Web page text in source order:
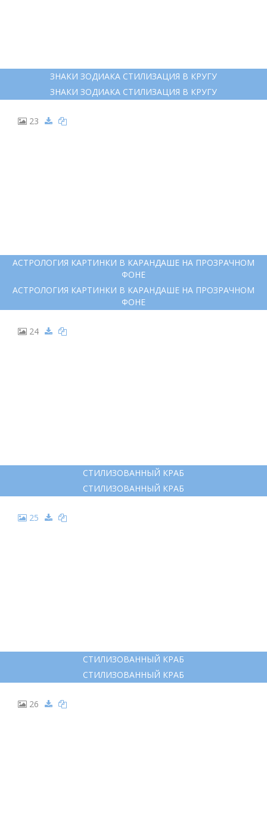
ЗНАКИ ЗОДИАКА СТИЛИЗАЦИЯ В КРУГУ
ЗНАКИ ЗОДИАКА СТИЛИЗАЦИЯ В КРУГУ
23
АСТРОЛОГИЯ КАРТИНКИ В КАРАНДАШЕ НА ПРОЗРАЧНОМ
ФОНЕ
АСТРОЛОГИЯ КАРТИНКИ В КАРАНДАШЕ НА ПРОЗРАЧНОМ
ФОНЕ
24
СТИЛИЗОВАННЫЙ КРАБ
СТИЛИЗОВАННЫЙ КРАБ
25
СТИЛИЗОВАННЫЙ КРАБ
СТИЛИЗОВАННЫЙ КРАБ
26